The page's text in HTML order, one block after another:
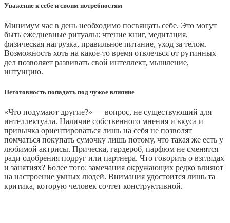
Уважение к себе и своим потребностям
Минимум час в день необходимо посвящать себе. Это могут
быть ежедневные ритуалы: чтение книг, медитация,
физическая нагрузка, правильное питание, уход за телом.
Возможность хоть на какое-то время отвлечься от рутинных
дел позволяет развивать свой интеллект, мышление,
интуицию.
Неготовность попадать под чужое влияние
«Что подумают другие?» — вопрос, не существующий для
интеллектуала. Наличие собственного мнения и вкуса и
привычка ориентироваться лишь на себя не позволят
помчаться покупать сумочку лишь потому, что такая же есть у
любимой актрисы. Прическа, гардероб, парфюм не сменятся
ради одобрения подруг или партнера. Что говорить о взглядах
и занятиях? Более того: замечания окружающих редко влияют
на настроение умных людей. Внимания удостоится лишь та
критика, которую человек сочтет конструктивной.